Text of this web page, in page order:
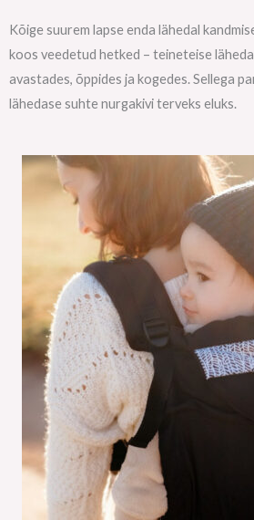
Kõige suurem lapse enda lähedal
koos veedetud hetked – teineteise
avastades, õppides ja kogedes. Sellega
lähedase suhte nurgakivi terveks eluks.